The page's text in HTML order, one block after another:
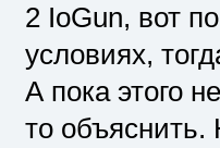
2 IoGun, вот
условиях,
А пока этого
то объяснить.